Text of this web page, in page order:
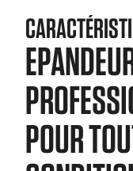
POUR